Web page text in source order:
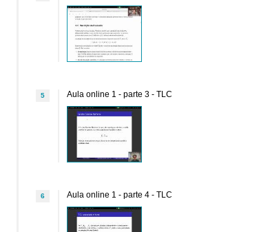
5 Aula online 1 - parte 3 - TLC
6 Aula online 1 - parte 4 - TLC